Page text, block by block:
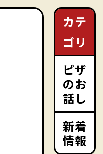
カテ
ゴリ
ピザ
のお
話し
新着
情報